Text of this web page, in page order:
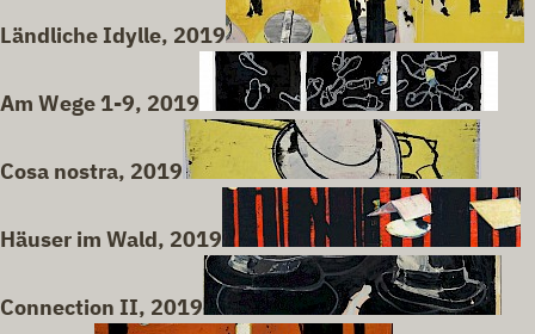
Ländliche Idylle, 2019
Am Wege 1-9, 2019
Cosa nostra, 2019
Häuser im Wald, 2019
Connection II, 2019